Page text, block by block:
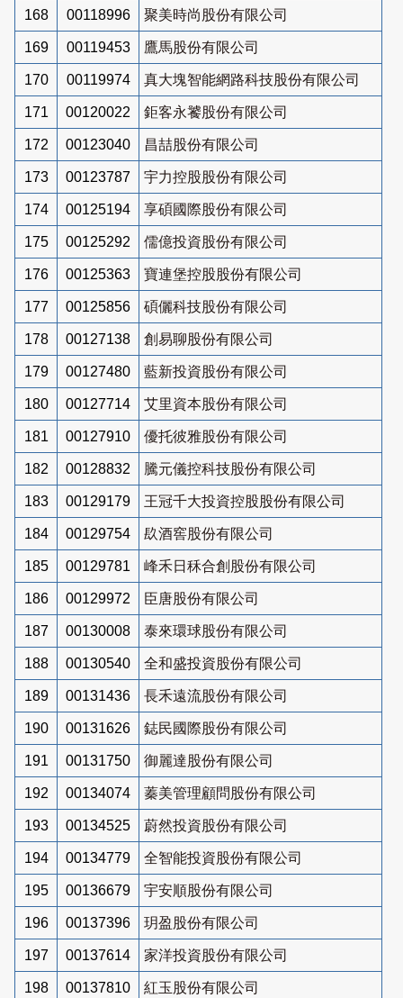
168 00118996 聚美時尚股份有限公司
169 00119453 鷹馬股份有限公司
170 00119974 真大塊智能網路科技股份有限公司
171 00120022 鉅客永饕股份有限公司
172 00123040 昌喆股份有限公司
173 00123787 宇力控股股份有限公司
174 00125194 享碩國際股份有限公司
175 00125292 儒億投資股份有限公司
176 00125363 寶連堡控股股份有限公司
177 00125856 碩儷科技股份有限公司
178 00127138 創易聊股份有限公司
179 00127480 藍新投資股份有限公司
180 00127714 艾里資本股份有限公司
181 00127910 優托彼雅股份有限公司
182 00128832 騰元儀控科技股份有限公司
183 00129179 王冠千大投資控股股份有限公司
184 00129754 镹酒窖股份有限公司
185 00129781 峰禾日秝合創股份有限公司
186 00129972 臣唐股份有限公司
187 00130008 泰來環球股份有限公司
188 00130540 全和盛投資股份有限公司
189 00131436 長禾遠流股份有限公司
190 00131626 鋕民國際股份有限公司
191 00131750 御麗達股份有限公司
192 00134074 蓁美管理顧問股份有限公司
193 00134525 蔚然投資股份有限公司
194 00134779 全智能投資股份有限公司
195 00136679 宇安順股份有限公司
196 00137396 玥盈股份有限公司
197 00137614 家洋投資股份有限公司
198 00137810 紅玉股份有限公司